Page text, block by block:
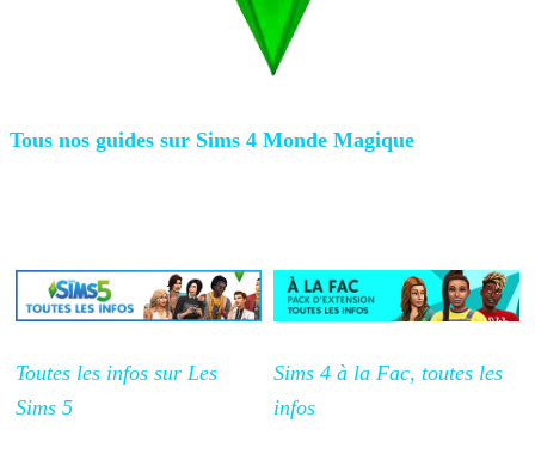
Tous nos guides sur Sims 4 Monde Magique
Toutes les infos sur Les
Sims 5
Sims 4 à la Fac, toutes les
infos